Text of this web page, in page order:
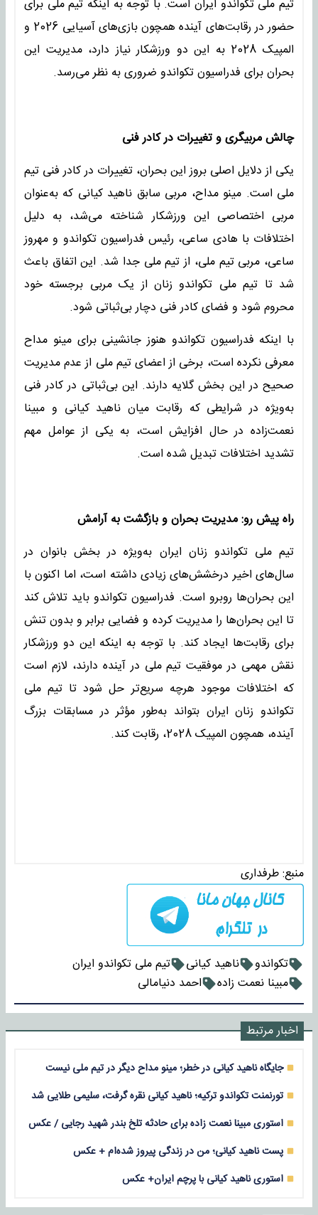
تیم ملی تکواندو ایران است. با توجه به اینکه تیم ملی برای
حضور در رقابت‌های آینده همچون بازی‌های آسیایی 2026 و
المپیک 2028 به این دو ورزشکار نیاز دارد، مدیریت این
بحران برای فدراسیون تکواندو ضروری به نظر می‌رسد.
چالش مربیگری و تغییرات در کادر فنی
یکی از دلایل اصلی بروز این بحران، تغییرات در کادر فنی تیم
ملی است. مینو مداح، مربی سابق ناهید کیانی که به‌عنوان
مربی اختصاصی این ورزشکار شناخته می‌شد، به دلیل
اختلافات با هادی ساعی، رئیس فدراسیون تکواندو و مهروز
ساعی، مربی تیم ملی، از تیم ملی جدا شد. این اتفاق باعث
شد تا تیم ملی تکواندو زنان از یک مربی برجسته خود
محروم شود و فضای کادر فنی دچار بی‌ثباتی شود.
با اینکه فدراسیون تکواندو هنوز جانشینی برای مینو مداح
معرفی نکرده است، برخی از اعضای تیم ملی از عدم مدیریت
صحیح در این بخش گلایه دارند. این بی‌ثباتی در کادر فنی
به‌ویژه در شرایطی که رقابت میان ناهید کیانی و مبینا
نعمت‌زاده در حال افزایش است، به یکی از عوامل مهم
تشدید اختلافات تبدیل شده است.
راه پیش رو: مدیریت بحران و بازگشت به آرامش
تیم ملی تکواندو زنان ایران به‌ویژه در بخش بانوان در
سال‌های اخیر درخشش‌های زیادی داشته است، اما اکنون با
این بحران‌ها روبرو است. فدراسیون تکواندو باید تلاش کند
تا این بحران‌ها را مدیریت کرده و فضایی برابر و بدون تنش
برای رقابت‌ها ایجاد کند. با توجه به اینکه این دو ورزشکار
نقش مهمی در موفقیت تیم ملی در آینده دارند، لازم است
که اختلافات موجود هرچه سریع‌تر حل شود تا تیم ملی
تکواندو زنان ایران بتواند به‌طور مؤثر در مسابقات بزرگ
آینده، همچون المپیک 2028، رقابت کند.
منبع:طرفداری
تکواندو ناهید کیانی
تیم ملی تکواندو ایران
مبینا نعمت زاده
احمد دنیامالی
اخبار مرتبط
جایگاه ناهید کیانی در خطر؛ مینو مداح دیگر در تیم ملی نیست
تورنمنت تکواندو ترکیه؛ ناهید کیانی نقره گرفت، سلیمی طلایی شد
استوری مبینا نعمت زاده برای حادثه تلخ بندر شهید رجایی / عکس
پست ناهید کیانی؛ من در زندگی پیروز شده‌ام + عکس
استوری ناهید کیانی با پرچم ایران+ عکس